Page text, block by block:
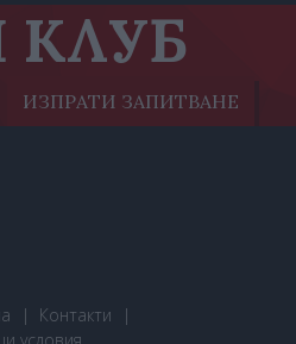
ИЗПРАТИ ЗАПИТВАНЕ
Контакти